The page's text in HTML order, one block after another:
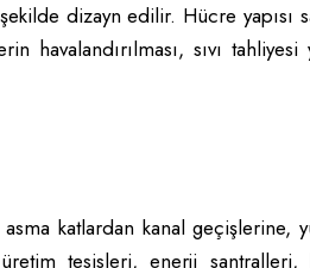
dizayn edilir. Hücre yapısı
havalandırılması, sıvı
katlardan kanal geçişlerine,
tesisleri, enerji